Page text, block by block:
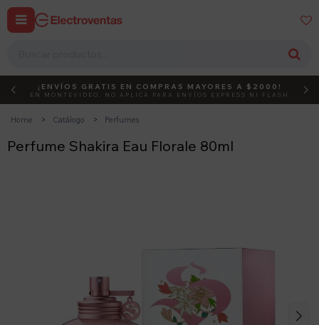
 
DEBUT ACTIVÁ EL CÓDIGO
¡ENVÍOS GRATIS EN COMPRAS MAYORES A $2000!
EN MONTEVIDEO, NO APLICA PARA ENVÍOS EXPRESS NI FLASH
Home Catálogo Perfumes
Perfume Shakira Eau Florale 80ml